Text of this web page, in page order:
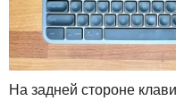
На задней стороне